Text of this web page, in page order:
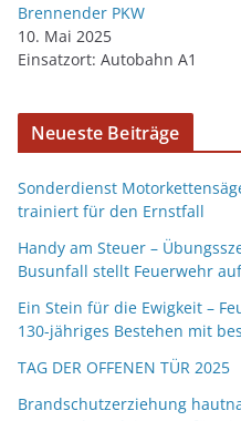
Brennender PKW
10. Mai 2025
Einsatzort: Autobahn A1
Neueste Beiträge
Sonderdienst
trainiert für den Ernstfall
Handy am Steuer –
Busunfall stellt Feuerwehr
Ein Stein für die Ewigkeit –
130-jähriges Bestehen mit
TAG DER OFFENEN TÜR 2025
Brandschutzerziehung